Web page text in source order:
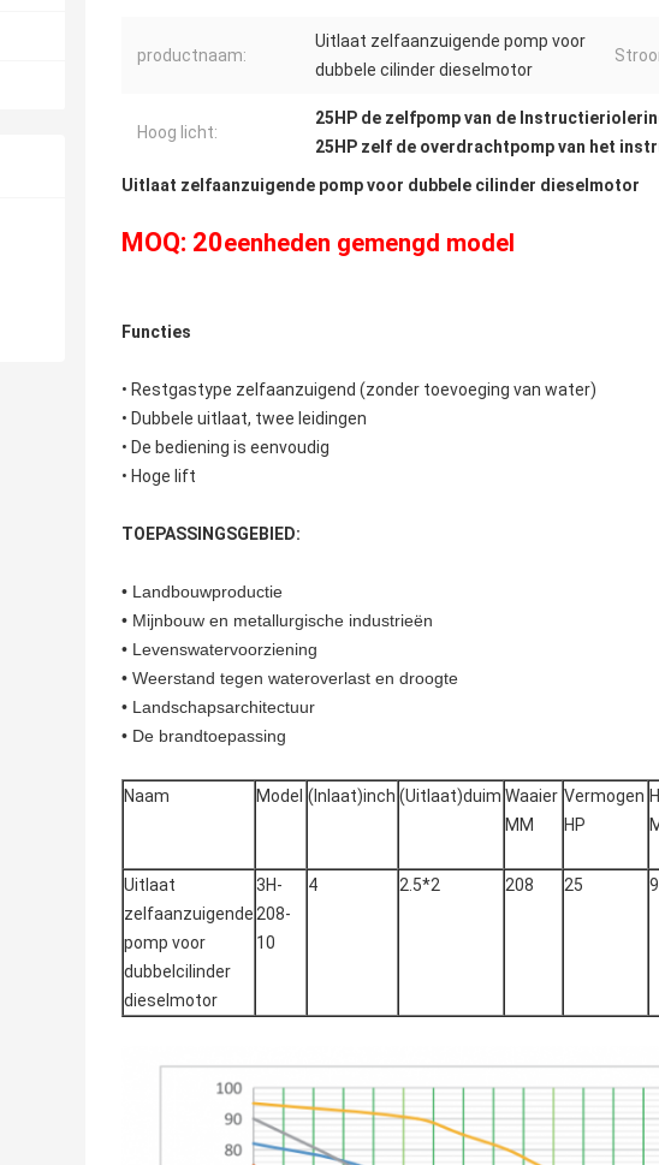
productnaam:
Uitlaat zelfaanzuigende pomp voor
dubbele cilinder dieselmotor
Hoog licht:
25HP de zelfpomp van de
25HP zelf de overdrachtpomp van het
Uitlaat zelfaanzuigende pomp voor dubbele cilinder dieselmotor
MOQ: 20eenheden gemengd model
Functies
• Restgastype zelfaanzuigend (zonder toevoeging van water)
• Dubbele uitlaat, twee leidingen
• De bediening is eenvoudig
• Hoge lift
TOEPASSINGSGEBIED:
• Landbouwproductie
• Mijnbouw en metallurgische industrieën
• Levenswatervoorziening
• Weerstand tegen wateroverlast en droogte
• Landschapsarchitectuur
• De brandtoepassing
Naam Model (Inlaat)inch (Uitlaat)duim Waaier
MM
Vermogen
HP
Uitlaat
zelfaanzuigende
pomp voor
dubbelcilinder
dieselmotor
3H-
208-
10
4 2.5*2 208 25